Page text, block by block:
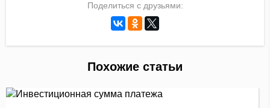
Поделиться с друзьями:
Похожие статьи